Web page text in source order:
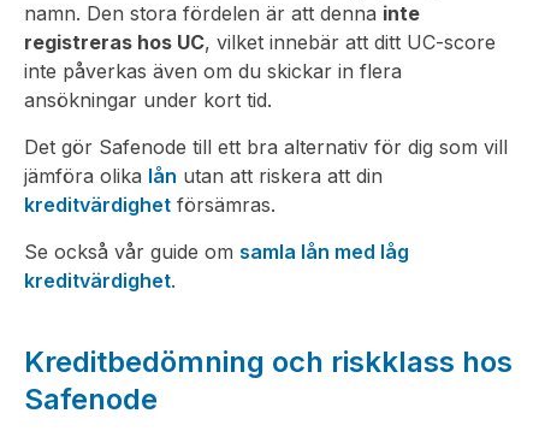
namn. Den stora fördelen är att denna inte
registreras hos UC, vilket innebär att ditt UC-score
inte påverkas även om du skickar in flera
ansökningar under kort tid.
Det gör Safenode till ett bra alternativ för dig som vill
jämföra olika lån utan att riskera att din
kreditvärdighet försämras.
Se också vår guide om samla lån med låg
kreditvärdighet.
Kreditbedömning och riskklass hos
Safenode